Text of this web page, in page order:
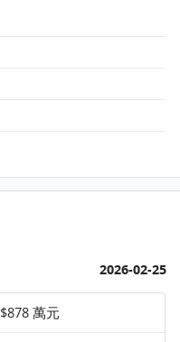
2026-02-25
$878 萬元